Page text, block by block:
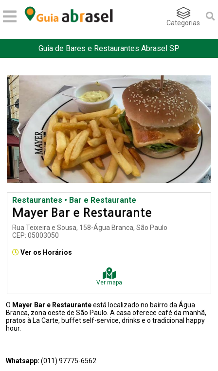
Categorias
Guia de Bares e Restaurantes Abrasel SP
Restaurantes • Bar e Restaurante
Mayer Bar e Restaurante
Rua Teixeira e Sousa, 158-Água Branca, São Paulo
CEP: 05003050
Ver os Horários
Ver mapa
O Mayer Bar e Restauranteestá localizado no bairro da Água
Branca, zona oeste de São Paulo. A casa oferece café da manhã,
pratos à La Carte, buffet self-service, drinks e o tradicional happy
hour.
Whatsapp: (011) 97775-6562